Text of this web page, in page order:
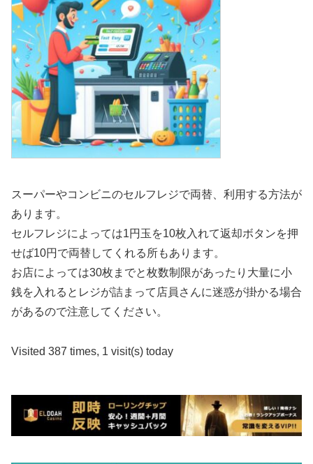
スーパーやコンビニのセルフレジで両替、利用する方法が
あります。
セルフレジによっては1円玉を10枚入れて返却ボタンを押
せば10円で両替してくれる所もあります。
お店によっては30枚までと枚数制限があったり大量に小
銭を入れるとレジが詰まって店員さんに迷惑が掛かる場合
があるので注意してください。
Visited 387 times, 1 visit(s) today